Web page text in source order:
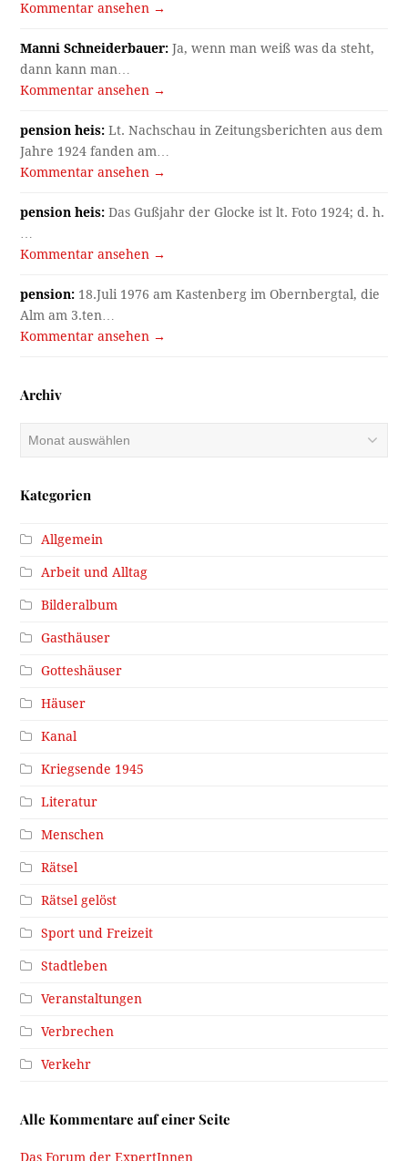
Kommentar ansehen →
Manni Schneiderbauer: Ja, wenn man weiß was da steht,
dann kann man…
Kommentar ansehen →
pension heis: Lt. Nachschau in Zeitungsberichten aus dem
Jahre 1924 fanden am…
Kommentar ansehen →
pension heis: Das Gußjahr der Glocke ist lt. Foto 1924; d. h.
…
Kommentar ansehen →
pension: 18.Juli 1976 am Kastenberg im Obernbergtal, die
Alm am 3.ten…
Kommentar ansehen →
Archiv
Archiv
Kategorien
Allgemein
Arbeit und Alltag
Bilderalbum
Gasthäuser
Gotteshäuser
Häuser
Kanal
Kriegsende 1945
Literatur
Menschen
Rätsel
Rätsel gelöst
Sport und Freizeit
Stadtleben
Veranstaltungen
Verbrechen
Verkehr
Alle Kommentare auf einer Seite
Das Forum der ExpertInnen